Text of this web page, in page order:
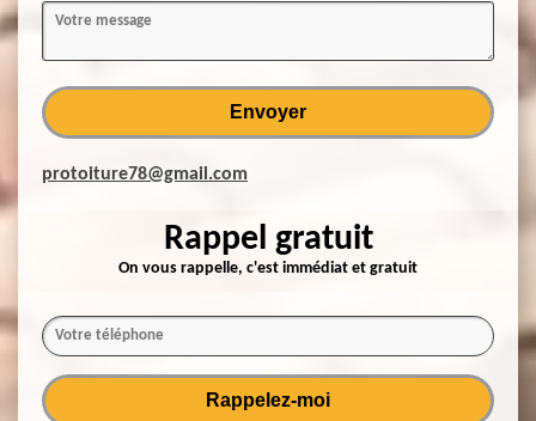
protoiture78@gmail.com
Rappel gratuit
On vous rappelle, c'est immédiat et gratuit